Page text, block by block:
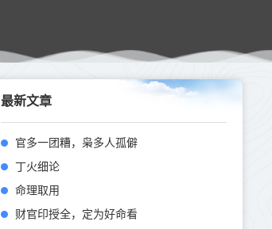
最新文章
官多一团糟，枭多人孤僻
丁火细论
命理取用
财官印授全，定为好命看